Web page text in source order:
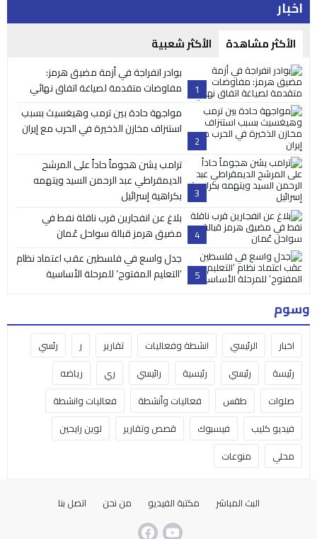
اخبار
الأكثر مشاهدة الأكثر شعبية
1
بوادر انفراجة في أزمة مضيق هرمز:
مفاوضات متقدمة لصياغة اتفاق نهائي
2
مواجهة حادة بين ترمب وهيغسيث بسبب
استنزاف مخازن الذخيرة في الحرب مع إيران
3
ترامب يشن هجوماً حاداً على المرشح
الديمقراطي عبد الرحمن السيد ويتهمه
بكراهية إسرائيل
4
بلاغ عن انفجارين قرب ناقلة نفط في
مضيق هرمز قبالة سواحل عُمان
5
جدل واسع في فلسطين عقب اعتماد نظام
‘التعليم المفتوح’ للمرحلة الأساسية
وسوم
اخبار الرئيسي انشطة وفعاليات تقارير ر
رئسي
رئيسة
رئيسي رئيسية رائيسي ري
رياضه
صلوات
طقس فعاليات وأنشطة
فعاليات وانشطة
فيديو كليب
فيسبوك قصص وتقارير
لوين رايحين
محلي
منوعات
البث المباشر مكتبة الفيديو من نحن اتصل بنا